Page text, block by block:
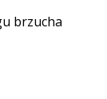
brzucha